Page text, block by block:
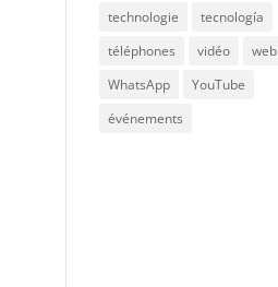
technologie
tecnología
téléphones
vidéo
web
WhatsApp
YouTube
événements